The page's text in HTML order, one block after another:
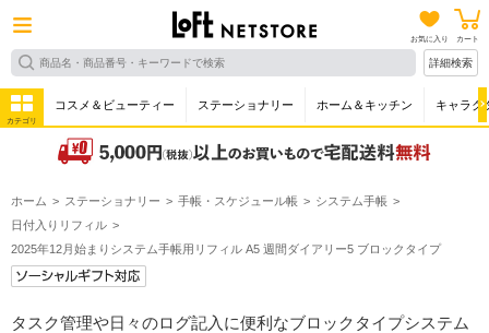
お気に入り カート
詳細検索
カテゴリ
コスメ＆ビューティー ステーショナリー ホーム＆キッチン キャラク
ホーム ステーショナリー 手帳・スケジュール帳
システム手帳
日付入りリフィル
2025年12月始まりシステム手帳用リフィル A5 週間ダイアリー5 ブロックタイプ
タスク管理や日々のログ記入に便利なブロックタイプシステム